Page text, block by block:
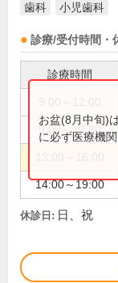
歯科 小児歯科
診療/受付時間・
診療時間
9:00～12:30
14:00～19:00
お盆(8月中旬)
に必ず医療機
休診日: 日、祝